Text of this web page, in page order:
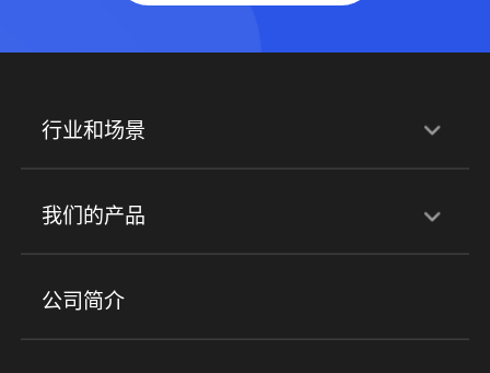
行业和场景
行业解决方案
培训机构 职业技能培训 兴趣培训
金融行业
我们的产品
产品
小程序商城 ERP 企微SCRM
公司简介